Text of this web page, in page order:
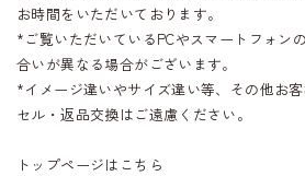
お時間をいただいております。
*ご覧いただいているPCやスマートフォン
合いが異なる場合がございます。
*イメージ違いやサイズ違い等、その他お
セル・返品交換はご遠慮ください。
トップページはこちら